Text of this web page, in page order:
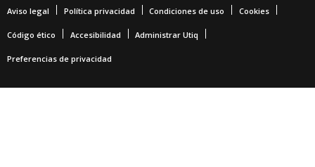
Aviso legal Política privacidad Condiciones de uso Cookies
Código ético Accesibilidad Administrar Utiq
Preferencias de privacidad